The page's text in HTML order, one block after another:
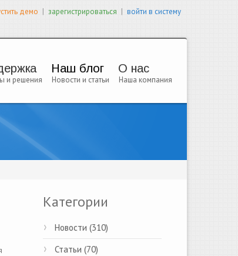
демо | зарегистрироваться | войти в систему
и решения
Наш блог
Новости и статьи
О нас
Наша компания
Категории
Новости (310)
Статьи (70)